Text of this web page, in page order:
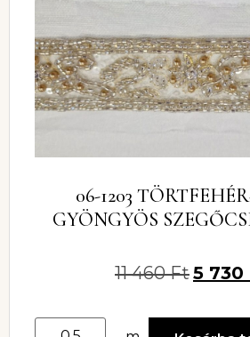
06-1203
GYÖNGYÖS
11 460Ft5 730